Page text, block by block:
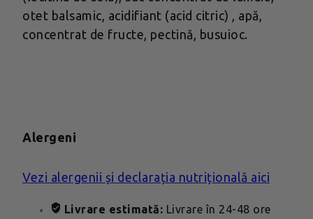
otet balsamic, acidifiant (acid citric) , apă,
concentrat de fructe, pectină, busuioc.
Alergeni
Vezi alergenii și declarația nutrițională aici
Livrare estimată: Livrare în 24-48 ore